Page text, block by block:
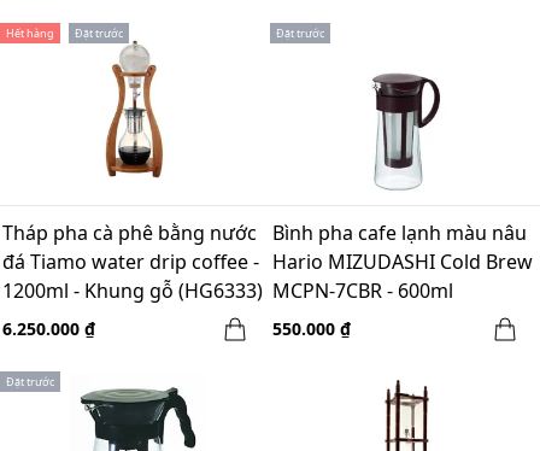
Hết hàng Đặt trước
Tháp pha cà phê bằng nước
đá Tiamo water drip coffee -
1200ml - Khung gỗ (HG6333)
6.250.000 ₫
Đặt trước
Bình pha cafe lạnh màu nâu
Hario MIZUDASHI Cold Brew
MCPN-7CBR - 600ml
550.000 ₫
Đặt trước